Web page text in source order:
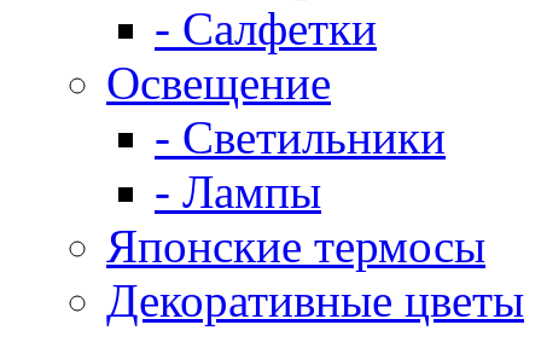
- Салфетки
Освещение
- Светильники
- Лампы
Японские термосы
Декоративные цветы